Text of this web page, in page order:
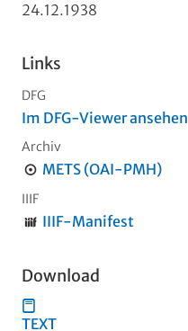
24.12.1938
Links
DFG
Im DFG-Viewer ansehen
Archiv
METS (OAI-PMH)
IIIF
IIIF-Manifest
Download
TEXT